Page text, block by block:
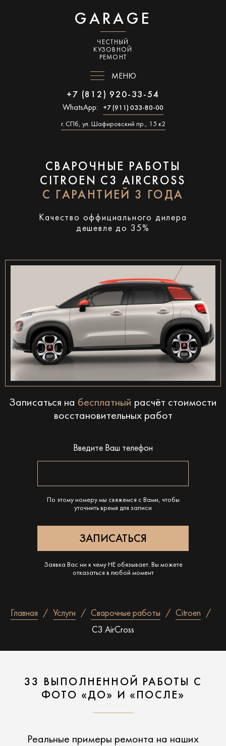
GARAGE
ЧЕСТНЫЙ
КУЗОВНОЙ
РЕМОНТ
МЕНЮ
+7 (812) 920-33-54
WhatsApp: +7 (911) 033-80-00
г. СПб, ул. Шафировский пр., 15 к2
СВАРОЧНЫЕ РАБОТЫ
CITROEN C3 AIRCROSS
С ГАРАНТИЕЙ 3 ГОДА
Качество оффициального дилера
дешевле до 35%
Записаться на бесплатный расчёт стоимости
восстановительных работ
Введите Ваш телефон
По этому номеру мы свяжемся с Вами, чтобы
уточнить время для записи
Заявка Вас ни к чему НЕ обязывает. Вы можете
отказаться в любой момент
Главная Услуги Сварочные работы
Citroen
C3 AirCross
33 ВЫПОЛНЕННОЙ РАБОТЫ С
ФОТО «ДО» И «ПОСЛЕ»
Реальные примеры ремонта на наших